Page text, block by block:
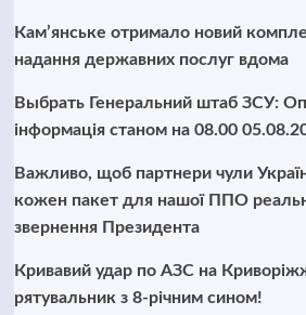
Кам’янське отримало новий
надання державних послуг вдома
Выбрать Генеральний штаб ЗСУ:
інформація станом на 08.00
Важливо, щоб партнери чули
кожен пакет для нашої ППО
звернення Президента
Кривавий удар по АЗС на
рятувальник з 8-річним сином!